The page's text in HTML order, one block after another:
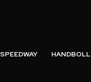
SPEEDWAY HANDBOLL